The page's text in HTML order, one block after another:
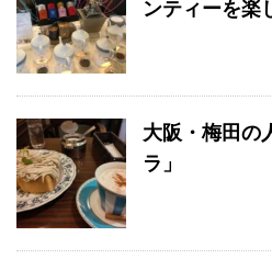
ンティーを楽
大阪・梅田の
ラ」